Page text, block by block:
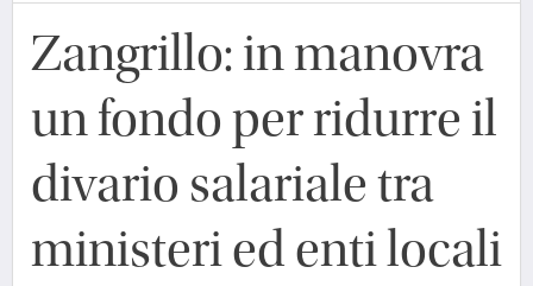
Zangrillo: in manovra
un fondo per ridurre il
divario salariale tra
ministeri ed enti locali